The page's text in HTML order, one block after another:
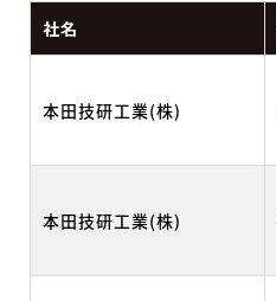
社名
本田技研工業(株)
本田技研工業(株)